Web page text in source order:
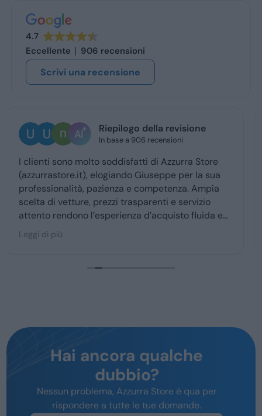
4.7
Eccellente
906 recensioni
Scrivi una recensione
Ugo Brescia
1 giorno fa
Ottima esperienza con la vs concessionaria.
Giuseppe mi ha coccolato dal momenyo del
ritiro a quello della consegna . Grazie davvero
Hai ancora qualche
dubbio?
Nessun problema, Azzurra Store è qua per
rispondere a tutte le tue domande.